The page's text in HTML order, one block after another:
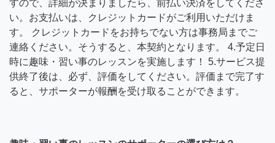
すので、詳細が決まりましたら、前払い決済をしてくださ
い。お支払いは、クレジットカードがご利用いただけま
す。 クレジットカードをお持ちでない方は事務局までご
連絡ください。そうすると、本契約となります。 4.予定日
時に趣味・習い事のレッスンを実施します！ 5.サービス提
供終了後は、必ず、評価をしてください。評価まで完了す
ると、サポーターが報酬を受け取ることができます。